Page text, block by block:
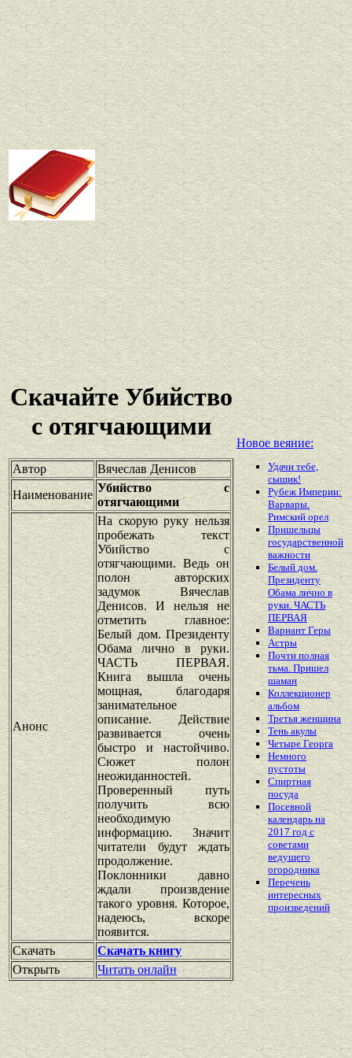
Скачайте Убийство
с отягчающими
Автор
Вячеслав Денисов
Наименование
Убийство с
отягчающими
Анонс
На скорую руку нельзя
пробежать текст
Убийство с
отягчающими. Ведь он
полон авторских
задумок Вячеслав
Денисов. И нельзя не
отметить главное:
Белый дом. Президенту
Обама лично в руки.
ЧАСТЬ ПЕРВАЯ.
Книга вышла очень
мощная, благодаря
занимательное
описание. Действие
развивается очень
быстро и настойчиво.
Сюжет полон
неожиданностей.
Проверенный путь
получить всю
необходимую
информацию. Значит
читатели будут ждать
продолжение.
Поклонники давно
ждали произвдение
такого уровня. Которое,
надеюсь, вскоре
появится.
Скачать
Скачать книгу
Открыть
Читать онлайн
Новое веяние:
Удачи тебе,
сыщик!
Рубеж Империи:
Варвары.
Римский орел
Пришельцы
государственной
важности
Белый дом.
Президенту
Обама лично в
руки. ЧАСТЬ
ПЕРВАЯ
Вариант Геры
Астры
Почти полная
тьма. Пришел
шаман
Коллекционер
альбом
Третья женщина
Тень акулы
Четыре Георга
Немного
пустоты
Спиртная
посуда
Посевной
календарь на
2017 год с
советами
ведущего
огородника
Перечень
интересных
произведений